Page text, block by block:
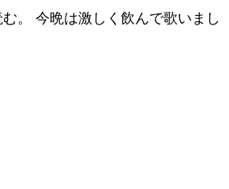
。 今晩は激しく飲んで歌いまし